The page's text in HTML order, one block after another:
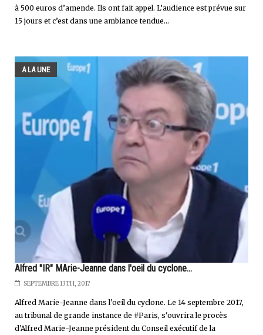
à 500 euros d’amende. Ils ont fait appel. L’audience est prévue sur
15 jours et c’est dans une ambiance tendue...
A LA UNE
Alfred "IR" MArie-Jeanne dans l'oeil du cyclone...
SEPTEMBRE 13TH, 2017
Alfred Marie-Jeanne dans l'oeil du cyclone. Le 14 septembre 2017,
au tribunal de grande instance de #Paris, s'ouvrira le procès
d'Alfred Marie-Jeanne président du Conseil exécutif de la